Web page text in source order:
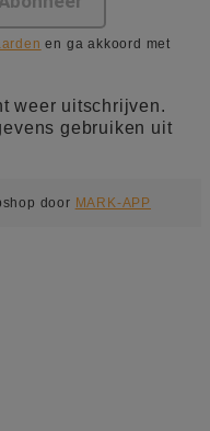
en ga akkoord met
weer uitschrijven.
gebruiken uit
door MARK-APP